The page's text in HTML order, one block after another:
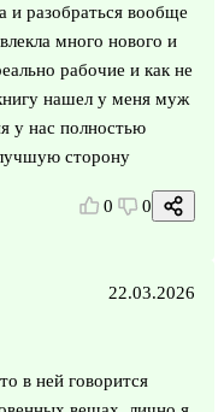
и разобраться вообще
много нового и
рабочие и как не
нашел у меня муж
у нас полностью
сторону
0 0
22.03.2026
в ней говорится